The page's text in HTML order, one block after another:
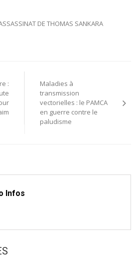
DE THOMAS SANKARA
:
Maladies à
transmission
vectorielles : le PAMCA
en guerre contre le
paludisme
Infos